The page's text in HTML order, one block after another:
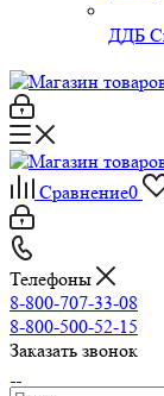
ДДБ
Сравнение0
Телефоны
8-800-707-33-08
8-800-500-52-15
Заказать звонок